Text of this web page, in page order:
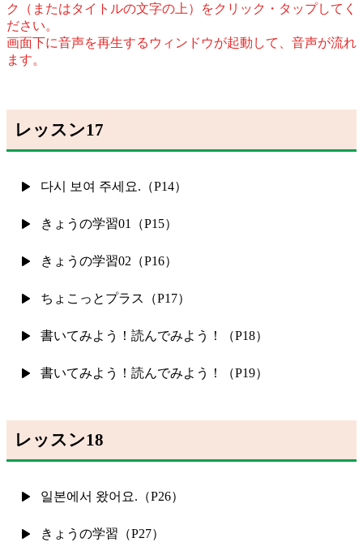
ク（またはタイトルの文字の上）をクリック・タップしてく
ださい。
画面下に音声を再生するウィンドウが起動して、音声が流れ
ます。
レッスン17
다시 보여 주세요.（P14）
きょうの学習01（P15）
きょうの学習02（P16）
ちょこっとプラス（P17）
書いてみよう！読んでみよう！（P18）
書いてみよう！読んでみよう！（P19）
レッスン18
일본에서 왔어요.（P26）
きょうの学習（P27）